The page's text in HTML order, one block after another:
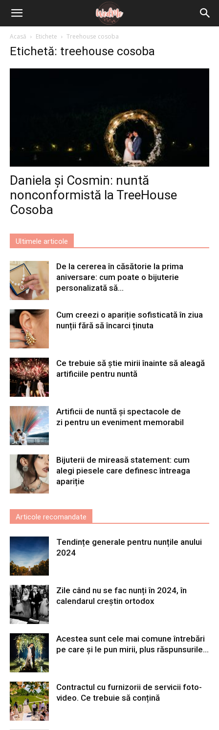
Acasă Etichete Treehouse cosoba
Etichetă: treehouse cosoba
Daniela și Cosmin: nuntă
nonconformistă la TreeHouse
Cosoba
Ultimele articole
De la cererea în căsătorie la prima
aniversare: cum poate o bijuterie
personalizată să...
Cum creezi o apariție sofisticată în ziua
nunții fără să încarci ținuta
Ce trebuie să știe mirii înainte să aleagă
artificiile pentru nuntă
Artificii de nuntă și spectacole de
zi pentru un eveniment memorabil
Bijuterii de mireasă statement: cum
alegi piesele care definesc întreaga
apariție
Articole recomandate
Tendințe generale pentru nunțile anului
2024
Zile când nu se fac nunți în 2024, în
calendarul creștin ortodox
Acestea sunt cele mai comune întrebări
pe care și le pun mirii, plus răspunsurile...
Contractul cu furnizorii de servicii foto-
video. Ce trebuie să conțină